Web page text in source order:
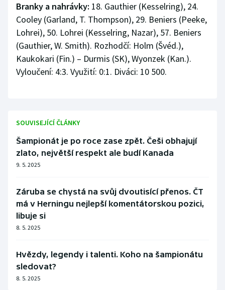
Branky a nahrávky: 18. Gauthier (Kesselring), 24.
Cooley (Garland, T. Thompson), 29. Beniers (Peeke,
Lohrei), 50. Lohrei (Kesselring, Nazar), 57. Beniers
(Gauthier, W. Smith). Rozhodčí: Holm (Švéd.),
Kaukokari (Fin.) – Durmis (SK), Wyonzek (Kan.).
Vyloučení: 4:3. Využití: 0:1. Diváci: 10 500.
SOUVISEJÍCÍ ČLÁNKY
Šampionát je po roce zase zpět. Češi obhajují
zlato, největší respekt ale budí Kanada
9. 5. 2025
Záruba se chystá na svůj dvoutisící přenos. ČT
má v Herningu nejlepší komentátorskou pozici,
libuje si
8. 5. 2025
Hvězdy, legendy i talenti. Koho na šampionátu
sledovat?
8. 5. 2025